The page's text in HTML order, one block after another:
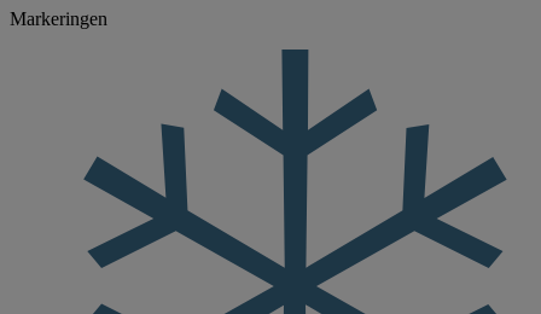
Markeringen